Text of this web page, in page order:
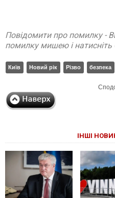
Повідомити про помилку -
помилку мишею і натисніть
Київ Новий рік Різво безпека
ІНШІ